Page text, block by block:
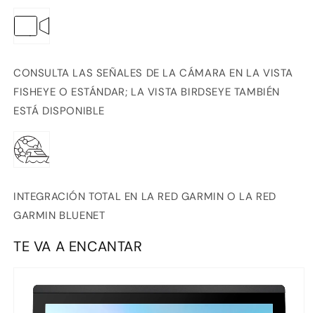
CONSULTA LAS SEÑALES DE LA CÁMARA EN LA VISTA
FISHEYE O ESTÁNDAR; LA VISTA BIRDSEYE TAMBIÉN
ESTÁ DISPONIBLE
INTEGRACIÓN TOTAL EN LA RED GARMIN O LA RED
GARMIN BLUENET
TE VA A ENCANTAR